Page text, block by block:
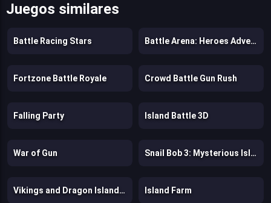
Juegos similares
Battle Racing Stars Battle Arena: Heroes Adventure
Fortzone Battle Royale Crowd Battle Gun Rush
Falling Party Island Battle 3D
War of Gun Snail Bob 3: Mysterious Island
Vikings and Dragon Island Farm Island Farm